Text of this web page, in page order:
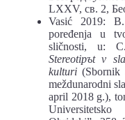
LXXV, св. 2,
Vasić 2019:
poređenja u
sličnosti, u:
Stereotipъt v
kulturi(Sbornik
meždunarodni
april 2018 g.),